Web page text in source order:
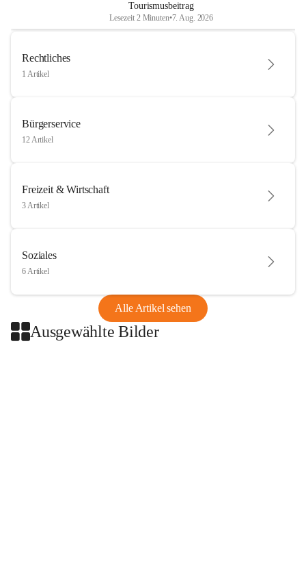
Tourismusbeitrag
Lesezeit 2 Minuten•7. Aug. 2026
Rechtliches
1 Artikel
Bürgerservice
12 Artikel
Freizeit & Wirtschaft
3 Artikel
Soziales
6 Artikel
Alle Artikel sehen
Ausgewählte Bilder